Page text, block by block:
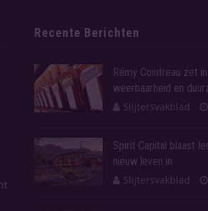
Recente Berichten
Rémy Cointreau zet
weerbaarheid en
Slijtersvakblad
Spirit Capital blaast
nieuw leven in
Slijtersvakblad